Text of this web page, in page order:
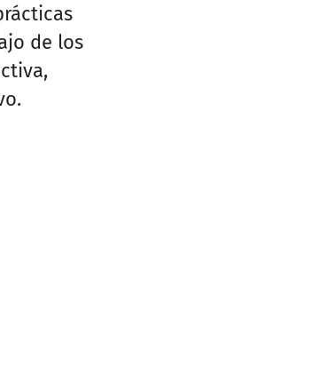
de los